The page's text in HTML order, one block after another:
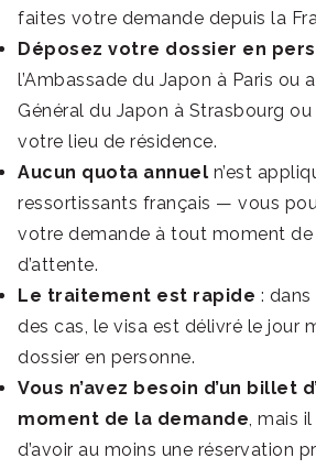
faites votre demande depuis la
Déposez votre dossier en
l’Ambassade du Japon à Paris ou
Général du Japon à Strasbourg
votre lieu de résidence.
Aucun quota annuel n’est
ressortissants français — vous
votre demande à tout moment de
d’attente.
Le traitement est rapide :
des cas, le visa est délivré le jour
dossier en personne.
Vous n’avez besoin d’un billet
moment de la demande, mais
d’avoir au moins une réservation